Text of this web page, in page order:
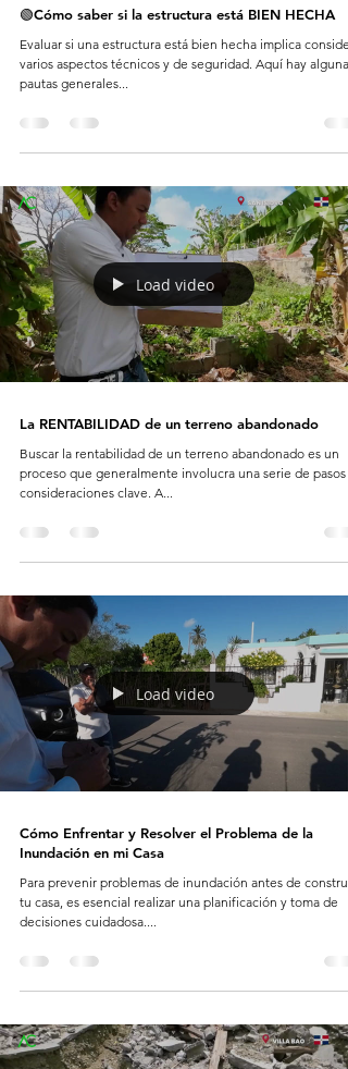
🟢Cómo saber si la estructura está BIEN HECHA
Evaluar si una estructura está bien hecha implica
varios aspectos técnicos y de seguridad. Aquí hay algunas
pautas generales...
Load video
La RENTABILIDAD de un terreno abandonado
Buscar la rentabilidad de un terreno abandonado es un
proceso que generalmente involucra una serie de pasos y
consideraciones clave. A...
Load video
Cómo Enfrentar y Resolver el Problema de la
Inundación en mi Casa
Para prevenir problemas de inundación antes de construir
tu casa, es esencial realizar una planificación y toma de
decisiones cuidadosa....